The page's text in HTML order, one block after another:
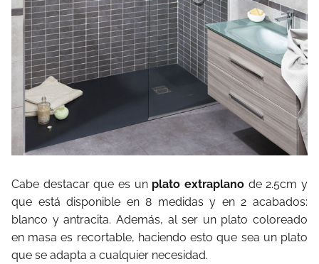
Cabe destacar que es un plato extraplano de 2.5cm y
que está disponible en 8 medidas y en 2 acabados:
blanco y antracita. Además, al ser un plato coloreado
en masa es recortable, haciendo esto que sea un plato
que se adapta a cualquier necesidad.